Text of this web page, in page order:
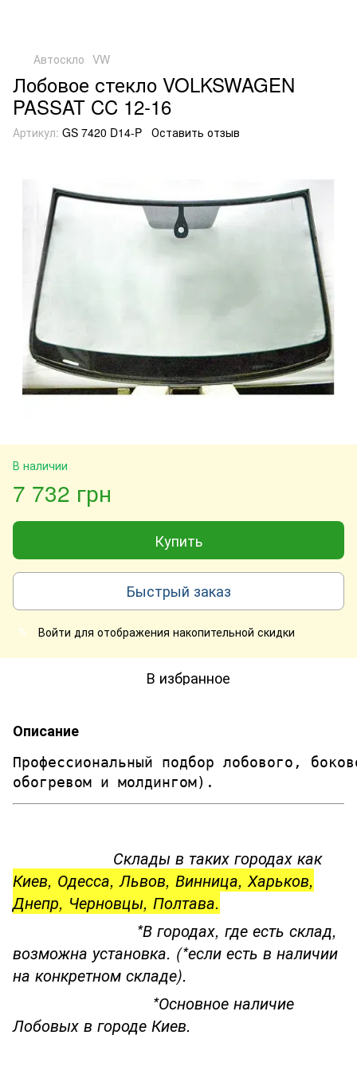
Автоскло VW
Лобовое стекло VOLKSWAGEN
PASSAT CC 12-16
Артикул: GS 7420 D14-P Оставить отзыв
В наличии
7 732 грн
Купить
Быстрый заказ
% Войти для отображения накопительной скидки
В избранное
Описание
Профессиональный подбор лобового,
обогревом и молдингом).
Склады в таких городах как
Киев, Одесса, Львов, Винница, Харьков,
Днепр, Черновцы, Полтава.
*В городах, где есть склад,
возможна установка. (*если есть в наличии
на конкретном складе).
*Основное наличие
Лобовых в городе Киев.